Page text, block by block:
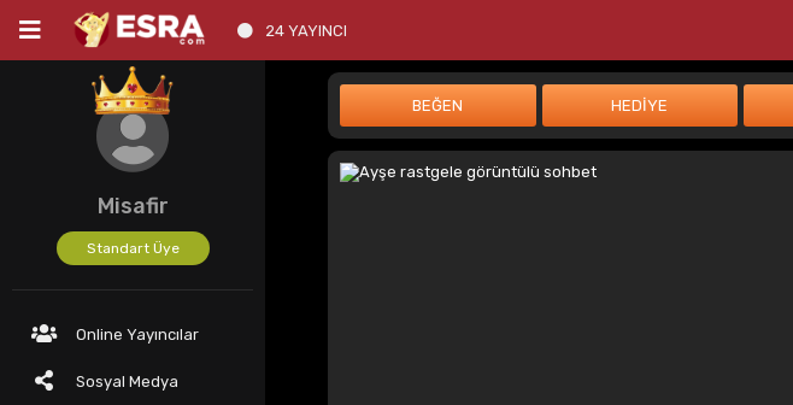
24 YAYINCI
Misafir
Standart Üye
Online Yayıncılar
Sosyal Medya